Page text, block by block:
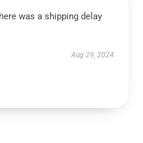
was a shipping delay
Aug 29, 2024